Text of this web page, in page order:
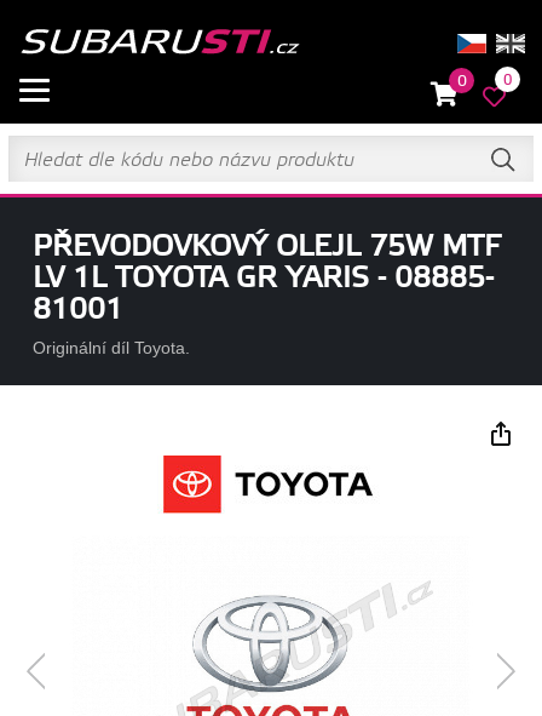
0 0
PŘEVODOVKOVÝ OLEJL 75W MTF
LV 1L TOYOTA GR YARIS - 08885-
81001
Originální díl Toyota.